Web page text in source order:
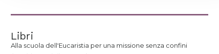
Libri
Alla scuola dell'Eucaristia per una missione senza confini